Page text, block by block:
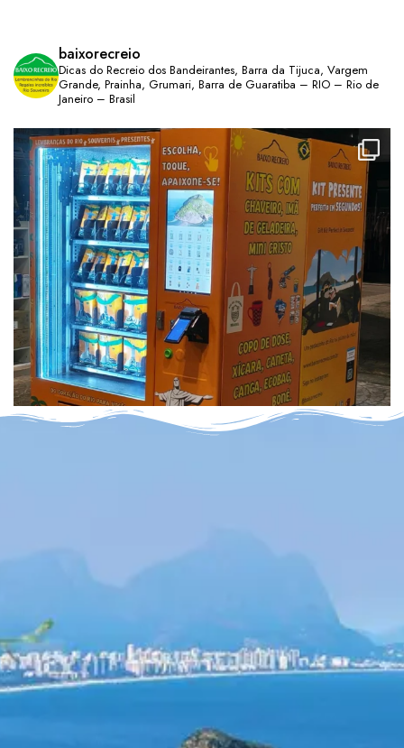
baixorecreio
Dicas do Recreio dos Bandeirantes, Barra da Tijuca, Vargem
Grande, Prainha, Grumari, Barra de Guaratiba – RIO – Rio de
Janeiro – Brasil